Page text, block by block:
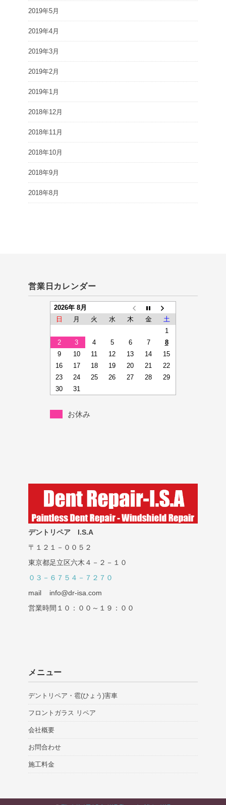
2019年5月
2019年4月
2019年3月
2019年2月
2019年1月
2018年12月
2018年11月
2018年10月
2018年9月
2018年8月
営業日カレンダー
2026年 8月
日
月 火 水 木 金
土
1
2
3 4 5 6 7
8
9
10 11 12 13 14
15
16
17 18 19 20 21
22
23
24 25 26 27 28
29
30
31
お休み
デントリペア I.S.A
〒１２１－００５２
東京都足立区六木４－２－１０
０３－６７５４－７２７０
mail info@dr-isa.com
営業時間１０：００～１９：００
メニュー
デントリペア・雹(ひょう)害車
フロントガラス リペア
会社概要
お問合わせ
施工料金